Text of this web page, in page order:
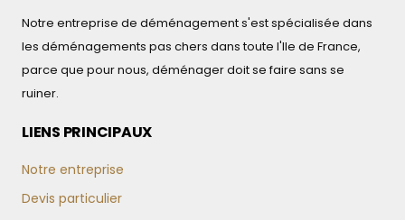
Notre entreprise de déménagement s'est spécialisée dans
les déménagements pas chers dans toute l'Ile de France,
parce que pour nous, déménager doit se faire sans se
ruiner.
LIENS PRINCIPAUX
Notre entreprise
Devis particulier